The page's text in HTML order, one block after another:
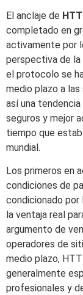
El anclaje de
completado en
activamente por
perspectiva de la
el protocolo se
medio plazo a
así una
seguros y mejor
tiempo que
mundial.
Los primeros en
condiciones de
condicionado por
la ventaja real
argumento de
operadores de
medio plazo,
generalmente
profesionales y